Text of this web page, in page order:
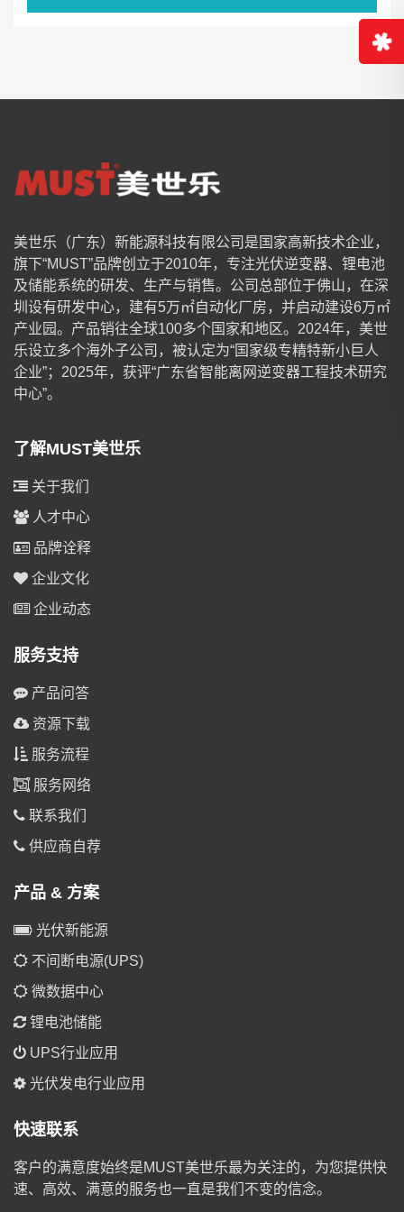
美世乐（广东）新能源科技有限公司是国家高新技术企业，
旗下“MUST”品牌创立于2010年，专注光伏逆变器、锂电池
及储能系统的研发、生产与销售。公司总部位于佛山，在深
圳设有研发中心，建有5万㎡自动化厂房，并启动建设6万㎡
产业园。产品销往全球100多个国家和地区。2024年，美世
乐设立多个海外子公司，被认定为“国家级专精特新小巨人
企业”；2025年，获评“广东省智能离网逆变器工程技术研究
中心”。
了解MUST美世乐
关于我们
人才中心
品牌诠释
企业文化
企业动态
服务支持
产品问答
资源下载
服务流程
服务网络
联系我们
供应商自荐
产品 & 方案
光伏新能源
不间断电源(UPS)
微数据中心
锂电池储能
UPS行业应用
光伏发电行业应用
快速联系
客户的满意度始终是MUST美世乐最为关注的，为您提供快
速、高效、满意的服务也一直是我们不变的信念。